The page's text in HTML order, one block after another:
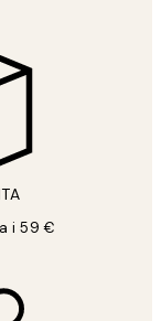
i 59 €